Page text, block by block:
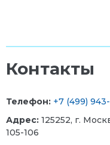
Контакты
Телефон: +7 (499)
Адрес: 125252, г.
105-106